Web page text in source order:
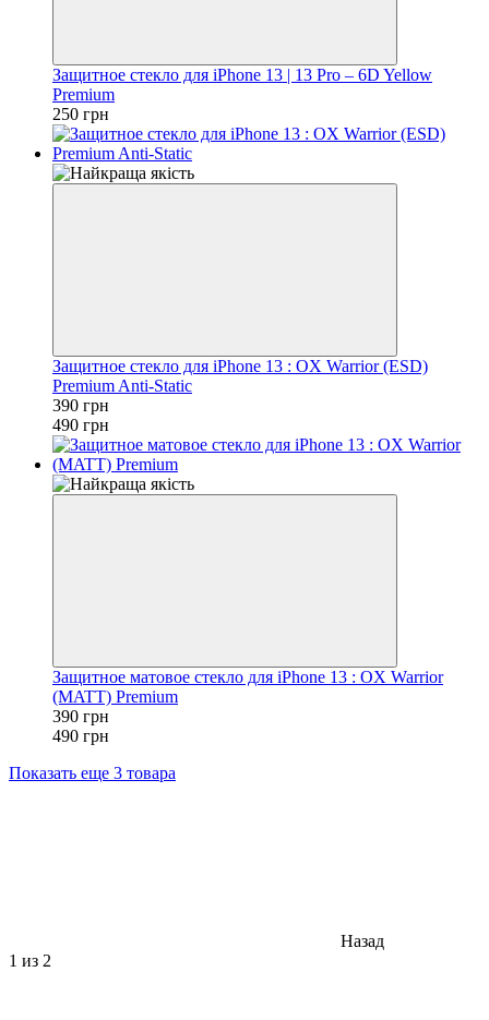
Защитное стекло для iPhone 13 | 13 Pro – 6D Yellow
Premium
250 грн
Защитное стекло для iPhone 13 : OX Warrior (ESD)
Premium Anti-Static
390 грн
490 грн
Защитное матовое стекло для iPhone 13 : OX Warrior
(MATT) Premium
390 грн
490 грн
Показать еще 3 товара
Назад
1 из 2